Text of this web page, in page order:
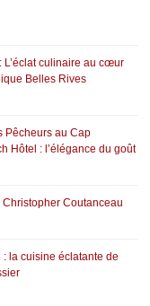
L’éclat culinaire au cœur
Belles Rives
Pêcheurs au Cap
Hôtel : l’élégance du goût
Coutanceau
: la cuisine éclatante de